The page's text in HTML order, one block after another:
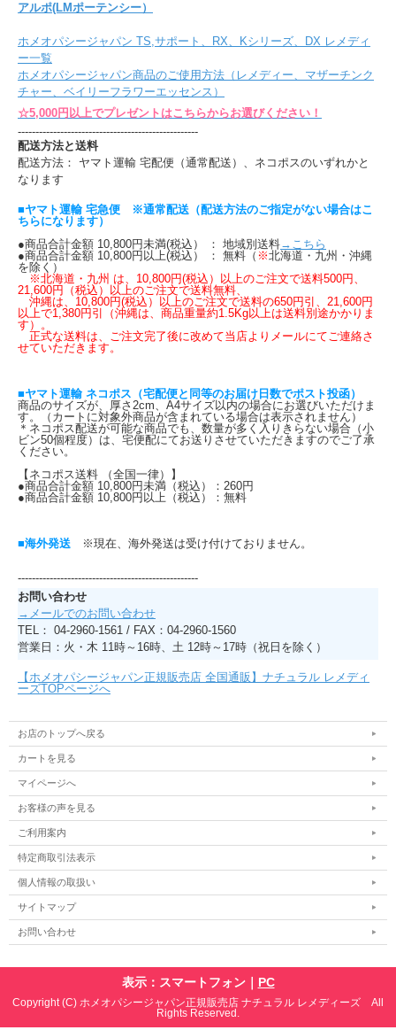
アルポ(LMポーテンシー）
ホメオパシージャパン TS,サポート、RX、Kシリーズ、DX レメディ
ー一覧
ホメオパシージャパン商品のご使用方法（レメディー、マザーチンク
チャー、ベイリーフラワーエッセンス）
☆5,000円以上でプレゼントはこちらからお選びください！
---------------------------------------------------
配送方法と送料
配送方法： ヤマト運輸 宅配便（通常配送）、ネコポスのいずれかと
なります
■ヤマト運輸 宅急便 ※通常配送（配送方法のご指定がない場合はこ
ちらになります）
●商品合計金額 10,800円未満(税込） ： 地域別送料→こちら
●商品合計金額 10,800円以上(税込） ： 無料（ ※北海道・九州・沖縄
を除く）
※北海道・九州 は、10,800円(税込）以上のご注文で送料500円、
21,600円（税込）以上のご注文で送料無料、
沖縄は、10,800円(税込）以上のご注文で送料の650円引、21,600円
以上で1,380円引（沖縄は、商品重量約1.5Kg以上は送料別途かかりま
す）。
正式な送料は、ご注文完了後に改めて当店よりメールにてご連絡さ
せていただきます。
■ヤマト運輸 ネコポス（宅配便と同等のお届け日数でポスト投函）
商品のサイズが、厚さ2cm、A4サイズ以内の場合にお選びいただけま
す。（カートに対象外商品が含まれている場合は表示されません）
＊ネコポス配送が可能な商品でも、数量が多く入りきらない場合（小
ビン50個程度）は、宅便配にてお送りさせていただきますのでご了承
ください。
【ネコポス送料 （全国一律）】
●商品合計金額 10,800円未満（税込）：260円
●商品合計金額 10,800円以上（税込）：無料
■海外発送 ※現在、海外発送は受け付けておりません。
---------------------------------------------------
お問い合わせ
→メールでのお問い合わせ
TEL： 04-2960-1561 / FAX：04-2960-1560
営業日：火・木 11時～16時、土 12時～17時（祝日を除く）
【ホメオパシージャパン正規販売店 全国通販】ナチュラル レメディ
ーズTOPページへ
お店のトップへ戻る
カートを見る
マイページへ
お客様の声を見る
ご利用案内
特定商取引法表示
個人情報の取扱い
サイトマップ
お問い合わせ
表示：スマートフォン｜ PC
Copyright (C) ホメオパシージャパン正規販売店 ナチュラル レメディーズ All
Rights Reserved.